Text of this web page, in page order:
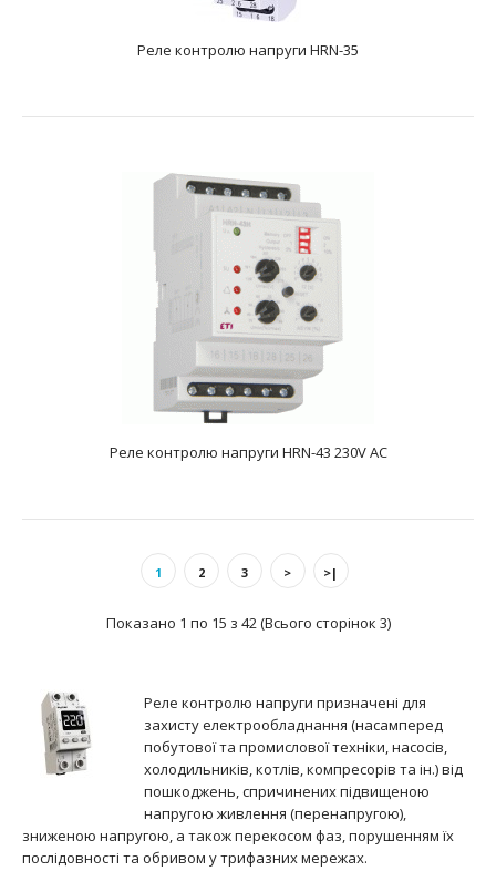
VC-115
220..
text_zero
..
Реле контролю напруги HRN-35
Реле контролю напруги HRN-43 230V AC
1 2 3 > >|
Показано 1 по 15 з 42 (Всього сторінок 3)
Реле контролю напруги призначені для
захисту електрообладнання (насамперед
побутової та промислової техніки, насосів,
холодильників, котлів, компресорів та ін.) від
пошкоджень, спричинених підвищеною
напругою живлення (перенапругою),
зниженою напругою, а також перекосом фаз, порушенням їх
послідовності та обривом у трифазних мережах.